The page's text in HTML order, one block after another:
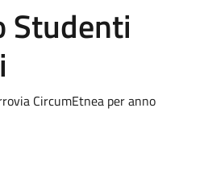
Studenti
CircumEtnea per anno